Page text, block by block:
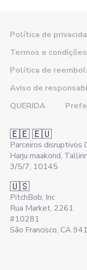
Política de
Termos e condições
Política de
Aviso de
QUERIDA
🇪🇪 🇪🇺
Parceiros disruptivos
Harju maakond,
3/5/7, 10145
🇺🇸
PitchBob, Inc
Rua Market, 2261
#10281
São Francisco, CA